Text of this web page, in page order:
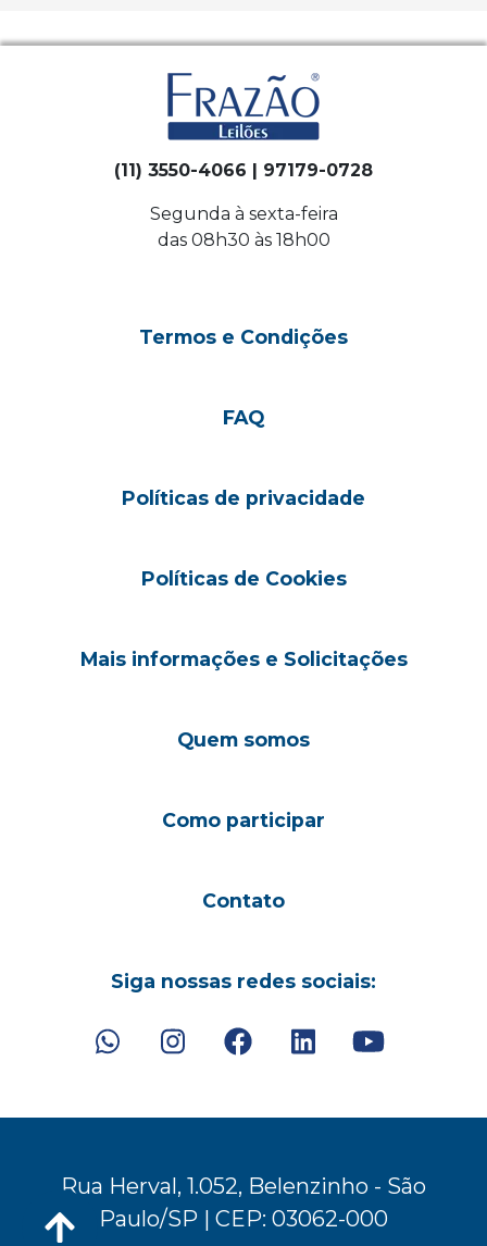
(11) 3550-4066 | 97179-0728
Segunda à sexta-feira
das 08h30 às 18h00
Termos e Condições
FAQ
Políticas de privacidade
Políticas de Cookies
Mais informações e Solicitações
Quem somos
Como participar
Contato
Siga nossas redes sociais:
Rua Herval, 1.052, Belenzinho - São
Paulo/SP | CEP: 03062-000